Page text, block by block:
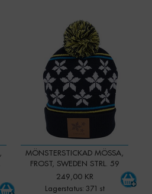
MÖNSTERSTICKAD MÖSSA,
FROST, SWEDEN STRL. 59
249,00 KR
Lagerstatus: 371 st
+